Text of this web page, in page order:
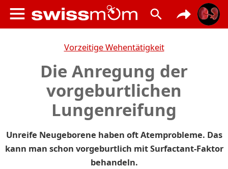
Vorzeitige Wehentätigkeit
Die Anregung der
vorgeburtlichen
Lungenreifung
Unreife Neugeborene haben oft Atemprobleme. Das
kann man schon vorgeburtlich mit Surfactant-Faktor
behandeln.